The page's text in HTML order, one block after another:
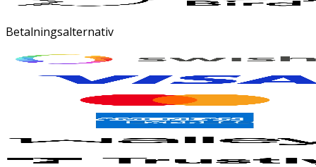
Betalningsalternativ